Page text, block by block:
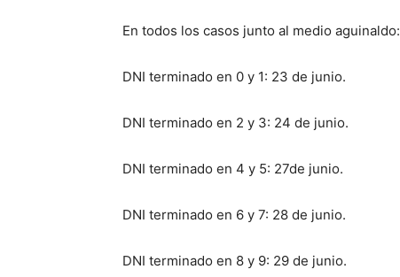
En todos los casos junto al medio aguinaldo:
DNI terminado en 0 y 1: 23 de junio.
DNI terminado en 2 y 3: 24 de junio.
DNI terminado en 4 y 5: 27de junio.
DNI terminado en 6 y 7: 28 de junio.
DNI terminado en 8 y 9: 29 de junio.